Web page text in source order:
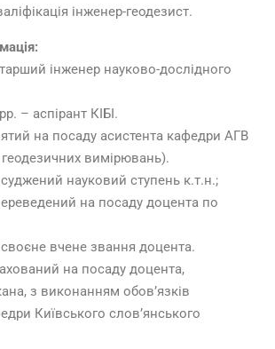
інженер-геодезист.
інженер науково-дослідного
– аспірант КІБІ.
на посаду асистента кафедри АГВ
геодезичних вимірювань).
науковий ступень к.т.н.;
на посаду доцента по
вчене звання доцента.
на посаду доцента,
з виконанням обов’язків
Київського слов’янського